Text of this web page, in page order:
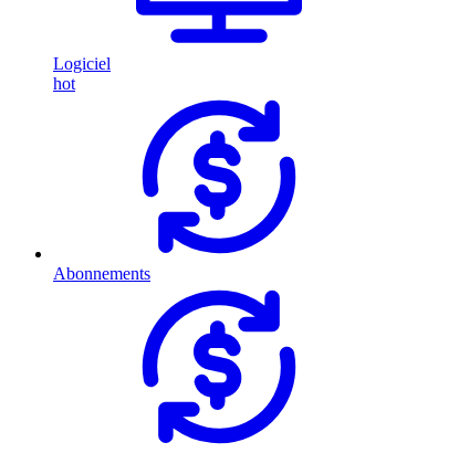
Logiciel
hot
Abonnements